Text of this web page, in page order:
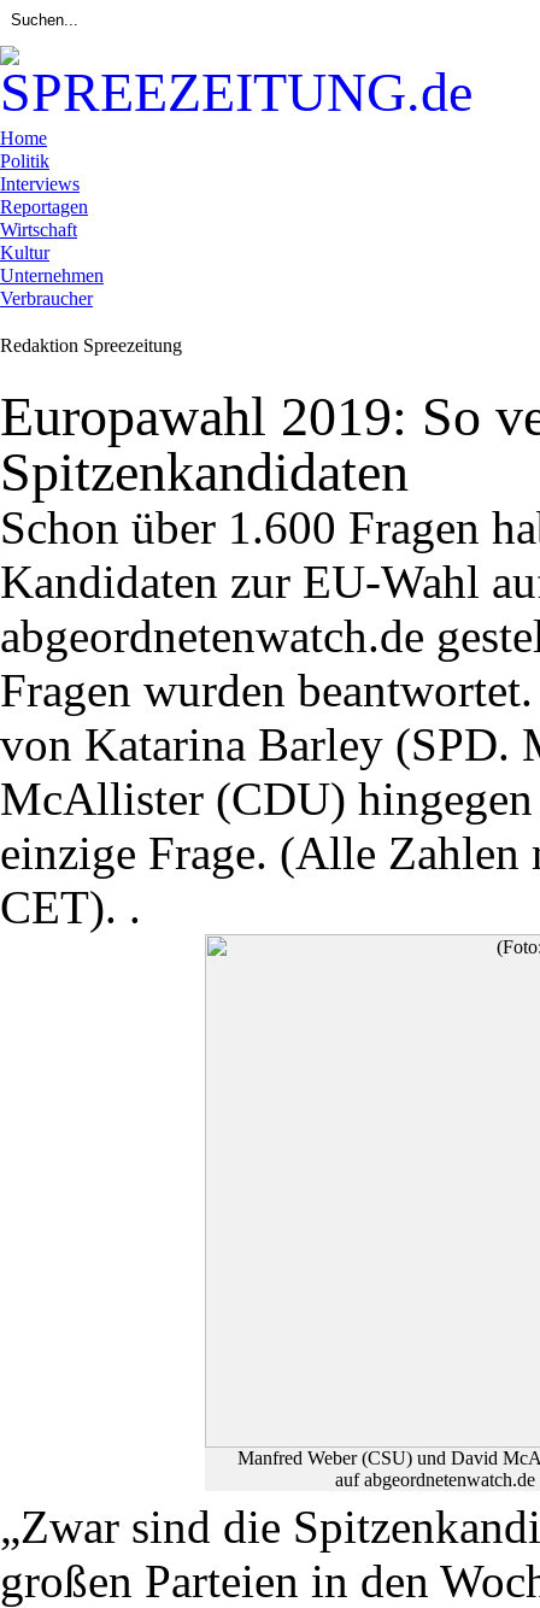
Home
Politik
Interviews
Reportagen
Wirtschaft
Kultur
Unternehmen
Verbraucher
Redaktion Spreezeitung
Europawahl 2019: So
Spitzenkandidaten
Schon über 1.600 Fragen
Kandidaten zur EU-Wahl
abgeordnetenwatch.de
Fragen wurden
von Katarina Barley (SPD.
McAllister (CDU)
einzige Frage. (Alle
CET). .
Manfred Weber (CSU) und David
auf
„Zwar sind die
großen Parteien in den